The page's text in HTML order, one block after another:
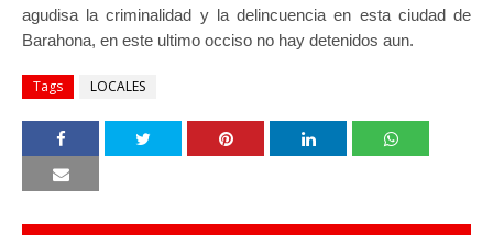
agudisa la criminalidad y la delincuencia en esta ciudad de
Barahona, en este ultimo occiso no hay detenidos aun.
Tags LOCALES